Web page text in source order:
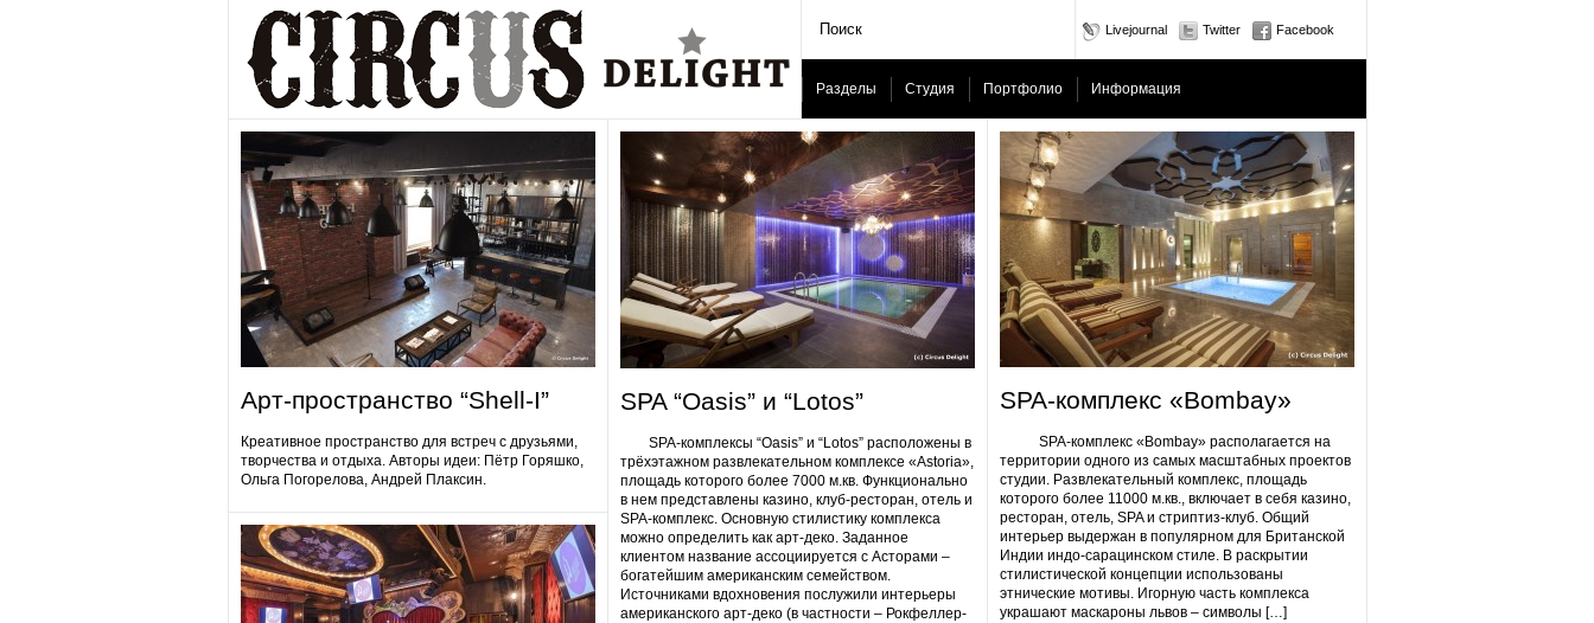
Livejournal Twitter Facebook
Разделы Студия Портфолио Информация
Арт-пространство “Shell-I”
Креативное пространство для встреч с друзьями,
творчества и отдыха. Авторы идеи: Пётр Горяшко,
Ольга Погорелова, Андрей Плаксин.
SPA “Oasis” и “Lotos”
SPA-комплексы “Oasis” и “Lotos” расположены в
трёхэтажном развлекательном комплексе «Astoria»,
площадь которого более 7000 м.кв. Функционально
в нем представлены казино, клуб-ресторан, отель и
SPA-комплекс. Основную стилистику комплекса
можно определить как арт-деко. Заданное
клиентом название ассоциируется с Асторами –
богатейшим американским семейством.
Источниками вдохновения послужили интерьеры
американского арт-деко (в частности – Рокфеллер-
SPA-комплекс «Bombay»
SPA-комплекс «Bombay» располагается на
территории одного из самых масштабных проектов
студии. Развлекательный комплекс, площадь
которого более 11000 м.кв., включает в себя казино,
ресторан, отель, SPA и стриптиз-клуб. Общий
интерьер выдержан в популярном для Британской
Индии индо-сарацинском стиле. В раскрытии
стилистической концепции использованы
этнические мотивы. Игорную часть комплекса
украшают маскароны львов – символы […]